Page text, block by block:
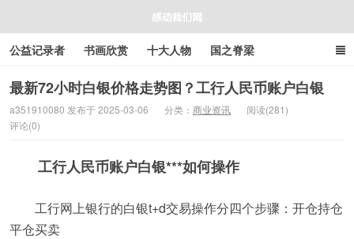
公益记录者 书画欣赏 十大人物 国之脊梁
好人好事 感人资讯 商业资讯 在线工具箱
最新72小时白银价格走势图？工行人民币账户白银
a351910080 发布于 2025-03-06 分类： 商业资讯
阅读(281)
评论(0)
工行人民币账户白银***如何操作
工行网上银行的白银t+d交易操作分四个步骤：开仓持仓
平仓买卖